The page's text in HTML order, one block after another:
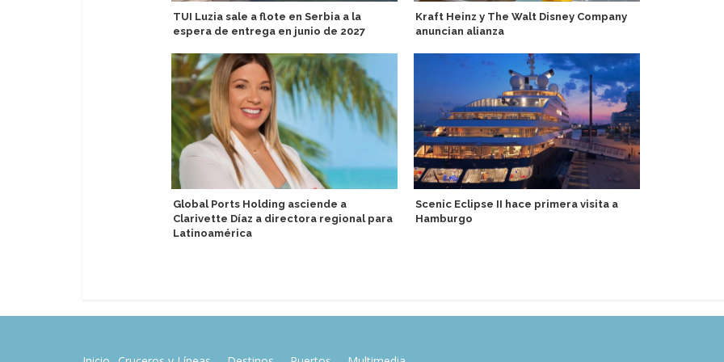
TUI Luzia sale a flote en Serbia a la
espera de entrega en junio de 2027
Global Ports Holding asciende a
Clarivette Díaz a directora regional para
Latinoamérica
Kraft Heinz y The Walt Disney Company
anuncian alianza
Scenic Eclipse II hace primera visita a
Hamburgo